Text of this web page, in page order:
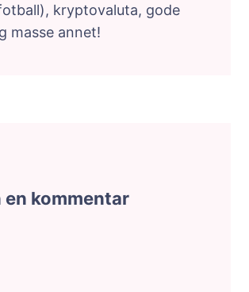
kryptovaluta, gode
masse annet!
en kommentar